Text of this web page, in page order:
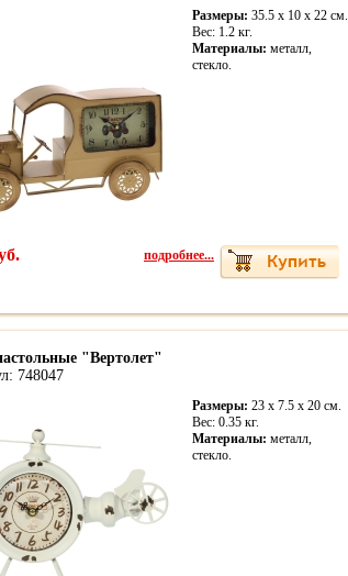
Размеры: 35.5 x 10 x 22 см.
Вес: 1.2 кг.
Материалы: металл,
стекло.
подробнее...
"Вертолет"
748047
Размеры: 23 x 7.5 x 20 см.
Вес: 0.35 кг.
Материалы: металл,
стекло.